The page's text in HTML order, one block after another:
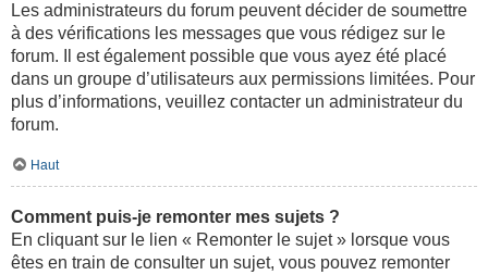
Les administrateurs du forum peuvent décider de soumettre
à des vérifications les messages que vous rédigez sur le
forum. Il est également possible que vous ayez été placé
dans un groupe d’utilisateurs aux permissions limitées. Pour
plus d’informations, veuillez contacter un administrateur du
forum.
Haut
Comment puis-je remonter mes sujets ?
En cliquant sur le lien « Remonter le sujet » lorsque vous
êtes en train de consulter un sujet, vous pouvez remonter